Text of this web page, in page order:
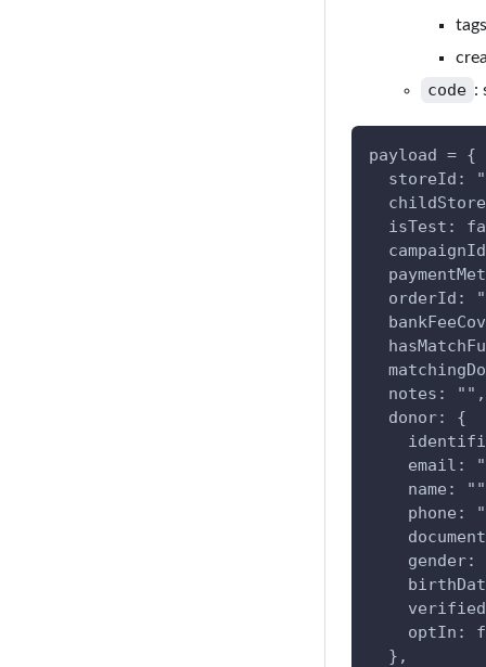
code :
payload = {
storeId:
isTest:
orderId:
  notes: "",
  donor: {
email:
name:
phone:
gender:
optIn:
  },